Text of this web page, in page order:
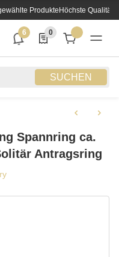
ProdukteHöchste Qualität
SUCHEN
6
6 neue Notifizierungen
0
0 Produkte in der
Spannring ca.
Antragsring